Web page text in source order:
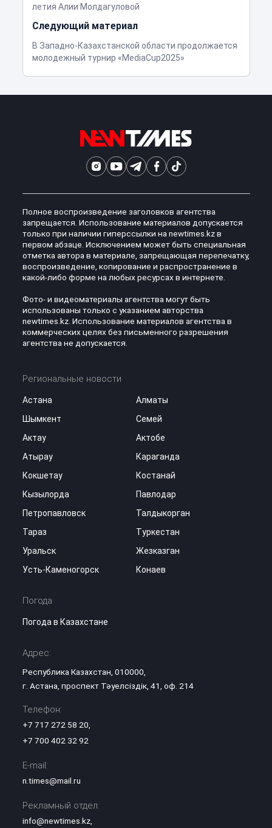
летия Алии Молдагуловой
Следующий материал
В Западно-Казахстанской области продолжается
молодежный турнир «MediaCup2025»
Полное воспроизведение заголовков агентства
запрещается. Использование материалов допускается
только при наличии гиперссылки на newtimes.kz в
первом абзаце. Исключением может быть специальная
отметка автора в материале, запрещающая перепечатку,
воспроизведение, копирование и распространение в
какой-либо форме на любых ресурсах в интернете.
Фото- и видеоматериалы агентства могут быть
использованы только с указанием авторства
newtimes.kz. Использование материалов агентства в
коммерческих целях без письменного разрешения
агентства не допускается.
Региональные новости
Астана
Алматы
Шымкент
Семей
Актау
Актобе
Атырау
Караганда
Кокшетау
Костанай
Кызылорда
Павлодар
Петропавловск
Талдыкорган
Тараз
Туркестан
Уральск
Жезказган
Усть-Каменогорск
Конаев
Погода
Погода в Казахстане
Адрес:
Республика Казахстан, 010000,
г. Астана, проспект Тәуелсіздік, 41, оф. 214
Телефон:
+7 717 272 58 20
+7 700 402 32 92
E-mail:
n.times@mail.ru
Рекламный отдел:
info@newtimes.kz,